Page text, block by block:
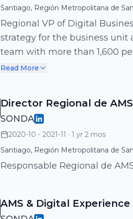
asegurando el cumplimiento
metodologías ágiles y
eficiente, superando las
Comercial: Gestión del
compañía para garantizar las
avanzada para maximizar los
ACTIOBIZ como un socio
empresas hacia su mayor
realidad tus objetivos de
Santiago, Región Metropolitana de
Regional VP of Digital
strategy for the business unit
team with more than 1,600
applications life cycle and
Read More
Director Regional de
SONDA
2020-10 - 2021-11 · 1 yr 2 mos
Santiago, Región Metropolitana de
Responsable Regional de
AMS & Digital